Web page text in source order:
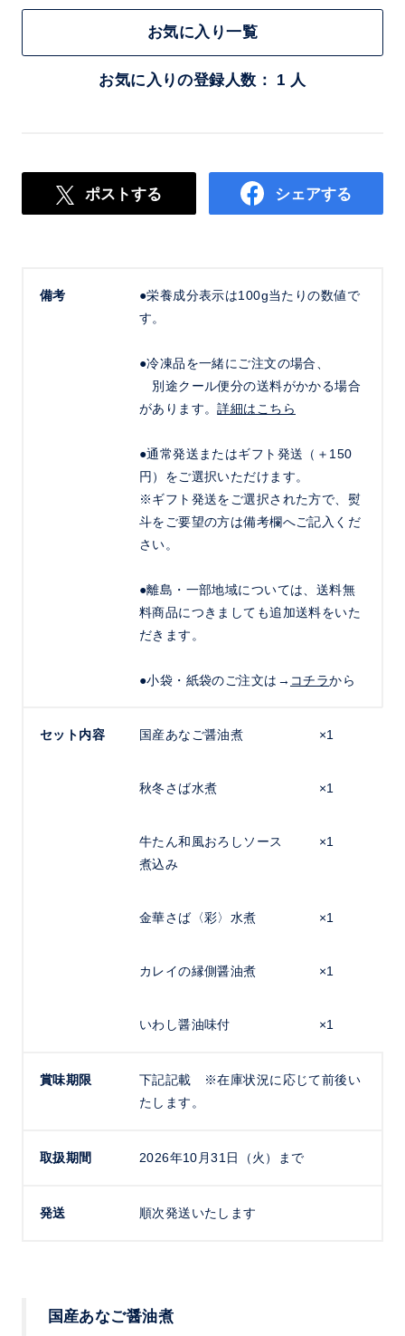
お気に入り一覧
お気に入りの登録人数： 1 人
ポストする シェアする
備考
●栄養成分表示は100g当たりの数値で
す。
●冷凍品を一緒にご注文の場合、
別途クール便分の送料がかかる場合
があります。詳細はこちら
●通常発送またはギフト発送（＋150
円）をご選択いただけます。
※ギフト発送をご選択された方で、熨
斗をご要望の方は備考欄へご記入くだ
さい。
●離島・一部地域については、送料無
料商品につきましても追加送料をいた
だきます。
●小袋・紙袋のご注文は→ コチラから
セット内容 国産あなご醤油煮 ×1
秋冬さば水煮 ×1
牛たん和風おろしソース
煮込み
×1
金華さば〈彩〉水煮 ×1
カレイの縁側醤油煮 ×1
いわし醤油味付 ×1
賞味期限
下記記載 ※在庫状況に応じて前後い
たします。
取扱期間 2026年10月31日（火）まで
発送 順次発送いたします
国産あなご醤油煮